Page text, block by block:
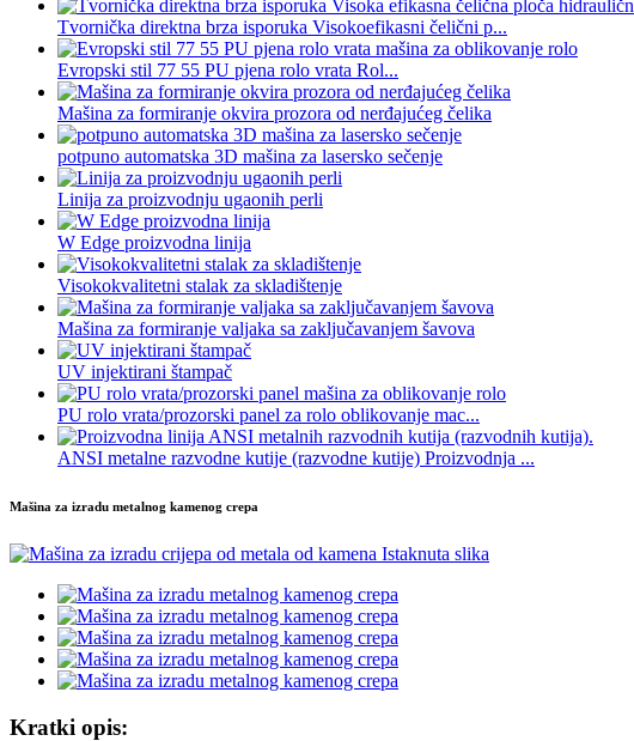
Tvornička direktna brza isporuka Visokoefikasni čelični p...
Evropski stil 77 55 PU pjena rolo vrata Rol...
Mašina za formiranje okvira prozora od nerđajućeg čelika
potpuno automatska 3D mašina za lasersko sečenje
Linija za proizvodnju ugaonih perli
W Edge proizvodna linija
Visokokvalitetni stalak za skladištenje
Mašina za formiranje valjaka sa zaključavanjem šavova
UV injektirani štampač
PU rolo vrata/prozorski panel za rolo oblikovanje mac...
ANSI metalne razvodne kutije (razvodne kutije) Proizvodnja ...
Mašina za izradu metalnog kamenog crepa
Kratki opis: